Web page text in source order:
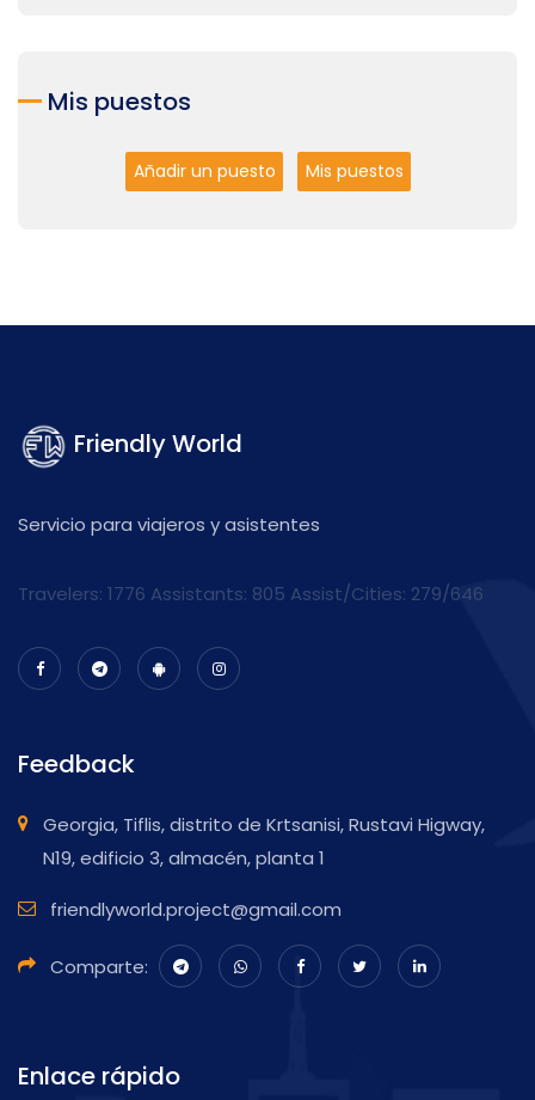
Mis puestos
Añadir un puesto Mis puestos
Friendly World
Servicio para viajeros y asistentes
Travelers: 1776 Assistants: 805 Assist/Cities: 279/646
Feedback
Georgia, Tiflis, distrito de Krtsanisi, Rustavi Higway,
N19, edificio 3, almacén, planta 1
friendlyworld.project@gmail.com
Comparte:
Enlace rápido